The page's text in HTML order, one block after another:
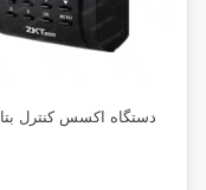
دستگاه اکسس کنترل بتا 1215